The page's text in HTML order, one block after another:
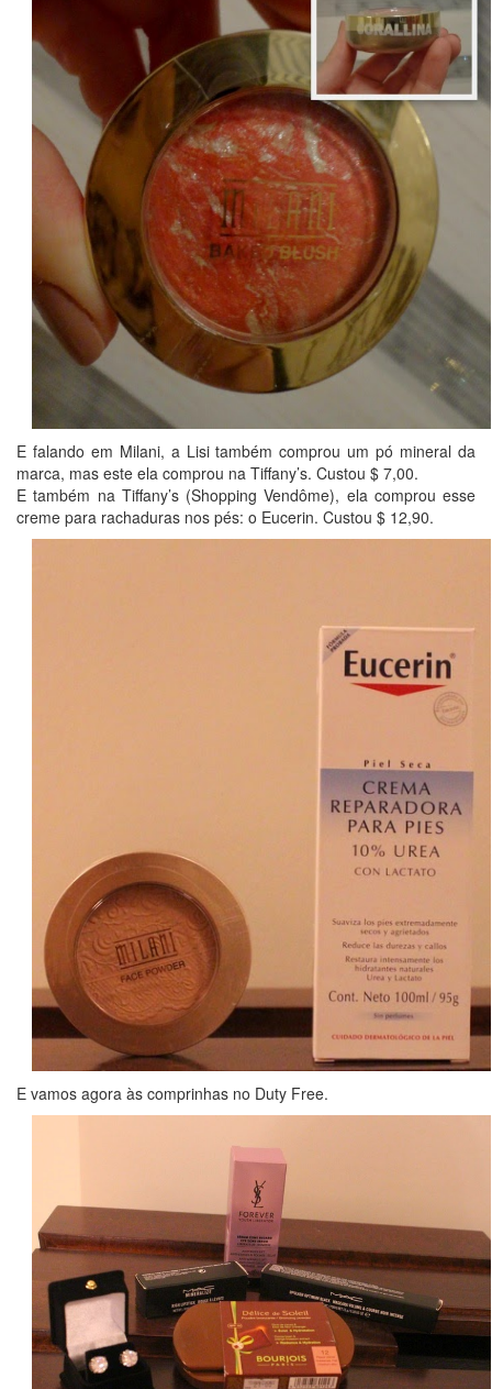
E falando em Milani, a Lisi também comprou um pó mineral da
marca, mas este ela comprou na Tiffany’s. Custou $ 7,00.
E também na Tiffany’s (Shopping Vendôme), ela comprou esse
creme para rachaduras nos pés: o Eucerin. Custou $ 12,90.
E vamos agora às comprinhas no Duty Free.